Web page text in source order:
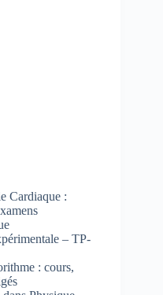
Cardiaque :
– TP-
: cours,